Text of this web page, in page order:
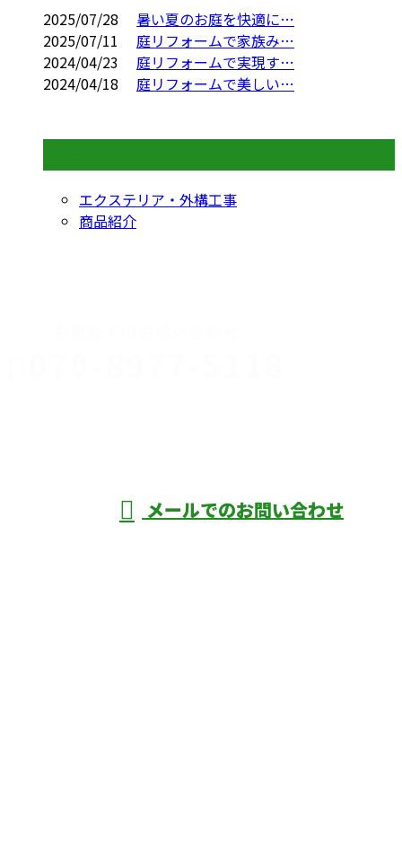
2025/07/28
暑い夏のお庭を快適に…
2025/07/11
庭リフォームで家族み…
2024/04/23
庭リフォームで実現す…
2024/04/18
庭リフォームで美しい…
エクステリア・外構工事
商品紹介
メールでのお問い合わせ